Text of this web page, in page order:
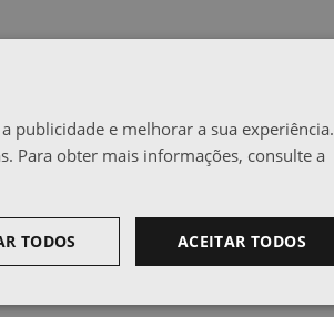
publicidade e melhorar a sua experiência.
Para obter mais informações, consulte a
ACEITAR TODOS
TODOS